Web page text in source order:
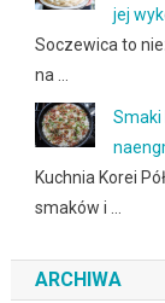
jej
Soczewica to
na …
Smaki
Kuchnia Korei
smaków i …
ARCHIWA